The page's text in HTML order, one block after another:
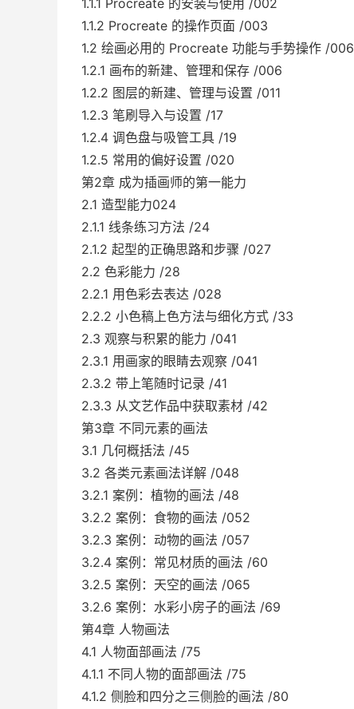
1.1.1 Procreate 的安装与使用 /002
1.1.2 Procreate 的操作页面 /003
1.2 绘画必用的 Procreate 功能与手势操作 /006
1.2.1 画布的新建、管理和保存 /006
1.2.2 图层的新建、管理与设置 /011
1.2.3 笔刷导入与设置 /17
1.2.4 调色盘与吸管工具 /19
1.2.5 常用的偏好设置 /020
第2章 成为插画师的第一能力
2.1 造型能力024
2.1.1 线条练习方法 /24
2.1.2 起型的正确思路和步骤 /027
2.2 色彩能力 /28
2.2.1 用色彩去表达 /028
2.2.2 小色稿上色方法与细化方式 /33
2.3 观察与积累的能力 /041
2.3.1 用画家的眼睛去观察 /041
2.3.2 带上笔随时记录 /41
2.3.3 从文艺作品中获取素材 /42
第3章 不同元素的画法
3.1 几何概括法 /45
3.2 各类元素画法详解 /048
3.2.1 案例：植物的画法 /48
3.2.2 案例：食物的画法 /052
3.2.3 案例：动物的画法 /057
3.2.4 案例：常见材质的画法 /60
3.2.5 案例：天空的画法 /065
3.2.6 案例：水彩小房子的画法 /69
第4章 人物画法
4.1 人物面部画法 /75
4.1.1 不同人物的面部画法 /75
4.1.2 侧脸和四分之三侧脸的画法 /80